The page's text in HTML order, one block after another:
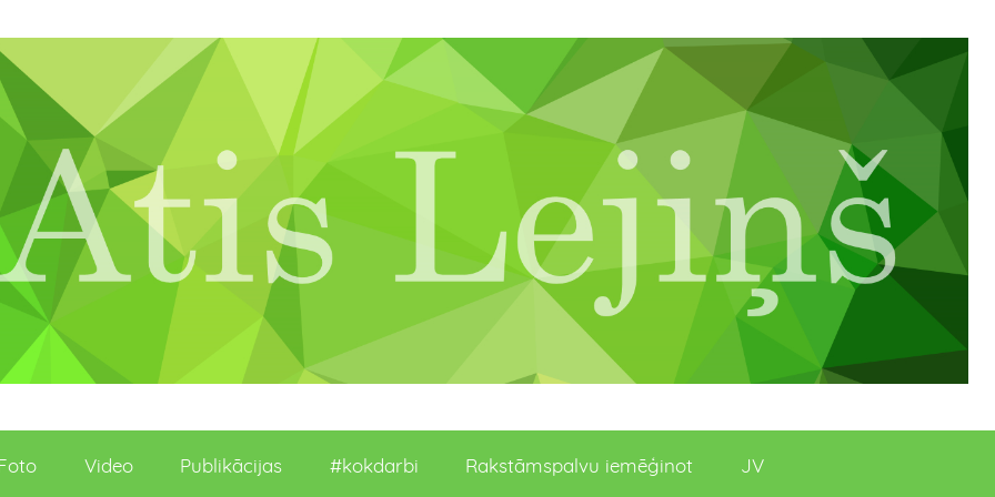
Video Publikācijas #kokdarbi Rakstāmspalvu iemēģinot JV